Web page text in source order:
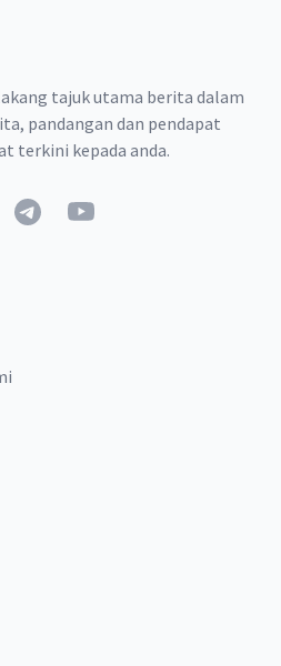
tajuk utama berita dalam
pandangan dan pendapat
terkini kepada anda.
TelegramYouTube